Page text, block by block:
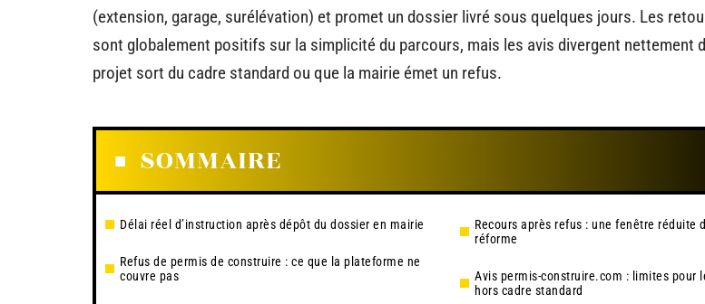
(extension, garage, surélévation) et promet un dossier livré sous quelques jours. Les
sont globalement positifs sur la simplicité du parcours, mais les avis divergent nettement
projet sort du cadre standard ou que la mairie émet un refus.
SOMMAIRE
Délai réel d’instruction après dépôt du dossier en mairie
Refus de permis de construire : ce que la plateforme ne
couvre pas
Recours après refus : une fenêtre réduite
réforme
Avis permis-construire.com : limites pour
hors cadre standard